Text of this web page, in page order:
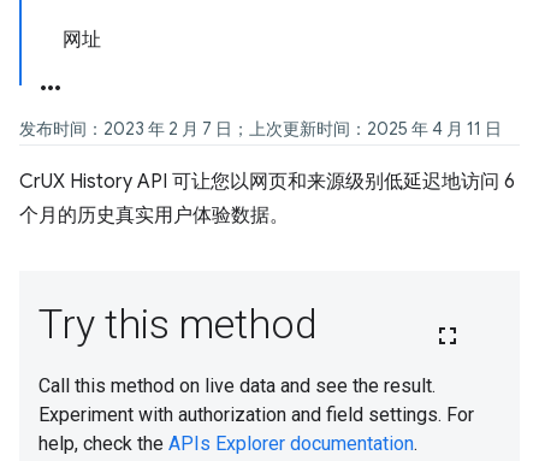
网址
发布时间：2023 年 2 月 7 日；上次更新时间：2025 年 4 月 11 日
CrUX History API 可让您以网页和来源级别低延迟地访问 6
个月的历史真实用户体验数据。